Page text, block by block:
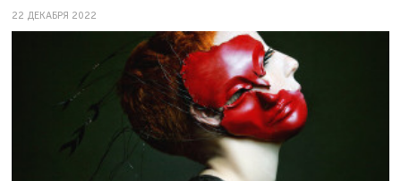
22 ДЕКАБРЯ 2022